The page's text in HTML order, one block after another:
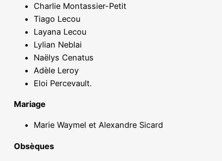
Charlie Montassier-Petit
Tiago Lecou
Layana Lecou
Lylian Neblai
Naëlys Cenatus
Adèle Leroy
Eloi Percevault.
Mariage
Marie Waymel et Alexandre Sicard
Obsèques